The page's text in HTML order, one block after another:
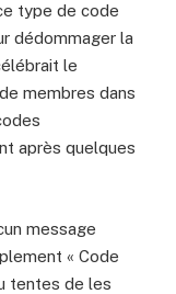
type de code
dédommager la
le
membres dans
après quelques
message
« Code
tentes de les